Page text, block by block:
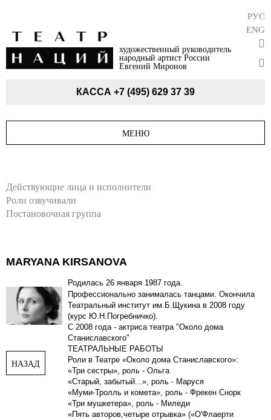
художественный руководитель
народный артист России
Евгений Миронов
РУС
ENG
КАССА +7 (495) 629 37 39
МЕНЮ
Действующие лица и исполнители
Роли озвучивали
Постановочная группа
MARYANA KIRSANOVA
НАЗАД
Родилась 26 января 1987 года.
Профессионально занималась танцами. Окончила
Театральный институт им.Б.Щукина в 2008 году
(курс Ю.Н.Погребничко).
С 2008 года - актриса театра "Около дома
Станиславского"
ТЕАТРАЛЬНЫЕ РАБОТЫ
Роли в Театре «Около дома Станиславского»:
«Три сестры», роль - Ольга
«Старый, забытый...», роль - Маруся
«Муми-Тролль и комета», роль - Фрекен Снорк
«Три мушкетера», роль - Миледи
«Пять авторов,четыре отрывка» («О'Флаерти